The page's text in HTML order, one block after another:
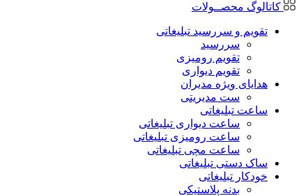
کاتالوگ محصــولات
تقویم و سررسید تبلیغاتی
سررسید
تقویم رومیزی
تقویم دیواری
هدایای ويژه مدیران
ست مدیریتی
ساعت تبلیغاتی
ساعت دیواری تبلیغاتی
ساعت رومیزی تبلیغاتی
ساعت مچی تبلیغاتی
ساک دستی تبلیغاتی
خودکار تبلیغاتی
بدنه پلاستیکی